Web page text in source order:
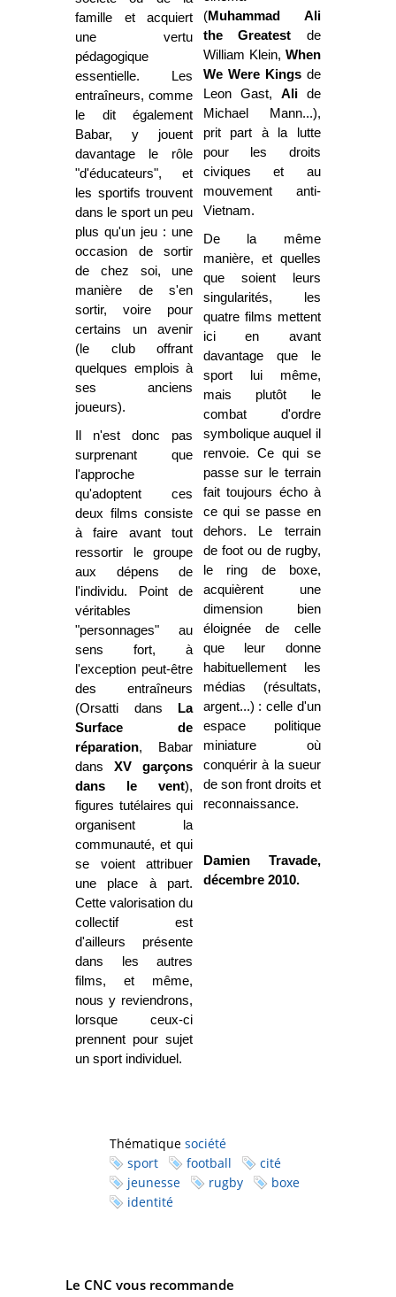
famille et acquiert
une vertu
pédagogique
essentielle. Les
entraîneurs, comme
le dit également
Babar, y jouent
davantage le rôle
"d'éducateurs", et
les sportifs trouvent
dans le sport un peu
plus qu'un jeu : une
occasion de sortir
de chez soi, une
manière de s'en
sortir, voire pour
certains un avenir
(le club offrant
quelques emplois à
ses anciens
joueurs).
Il n'est donc pas
surprenant que
l'approche
qu'adoptent ces
deux films consiste
à faire avant tout
ressortir le groupe
aux dépens de
l'individu. Point de
véritables
"personnages" au
sens fort, à
l'exception peut-être
des entraîneurs
(Orsatti dans
La
Surface de
réparation, Babar
dansXV garçons
dans le vent),
figures tutélaires qui
organisent la
communauté, et qui
se voient attribuer
une place à part.
Cette valorisation du
collectif est
d'ailleurs présente
dans les autres
films, et même,
nous y reviendrons,
lorsque ceux-ci
prennent pour sujet
un sport individuel.
(Muhammad Ali
the Greatest de
William Klein, When
We Were Kings de
Leon Gast, Alide
Michael Mann...),
pritpart à la lutte
pour les droits
civiques et au
mouvement anti-
Vietnam.
De la même
manière, et quelles
que soient leurs
singularités, les
quatre films mettent
ici en avant
davantage que le
sport lui même,
mais plutôt le
combat d'ordre
symbolique auquel il
renvoie. Ce qui se
passe sur le terrain
fait toujours écho à
ce qui se passe en
dehors. Le terrain
de foot ou de rugby,
le ring de boxe,
acquièrent une
dimension bien
éloignée de celle
que leur donne
habituellement les
médias (résultats,
argent...) : celle d'un
espace politique
miniature où
conquérir à la sueur
de son front droits et
reconnaissance.
Damien Travade,
décembre 2010.
Thématique société
sport
football
cité
jeunesse
rugby
boxe
identité
Le CNC vous recommande